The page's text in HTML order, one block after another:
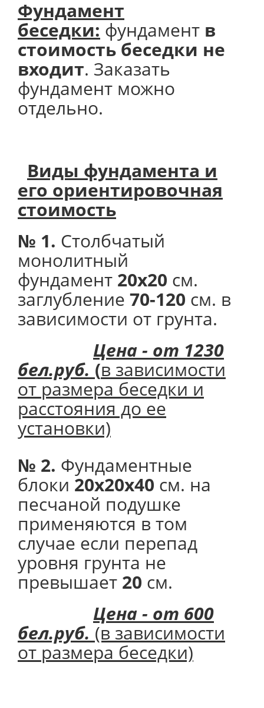
Фундамент
беседки: фундамент в
стоимость беседки не
входит. Заказать
фундамент можно
отдельно.
Виды фундамента и
его ориентировочная
стоимость
№ 1. Столбчатый
монолитный
фундамент 20х20 см.
заглубление 70-120 см. в
зависимости от грунта.
Цена - от 1230
бел.руб. (в зависимости
от размера беседки и
расстояния до ее
установки)
№ 2. Фундаментные
блоки 20х20х40 см. на
песчаной подушке
применяются в том
случае если перепад
уровня грунта не
превышает 20 см.
Цена - от 600
бел.руб. (в зависимости
от размера беседки)